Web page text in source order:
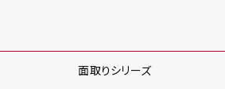
面取りシリーズ